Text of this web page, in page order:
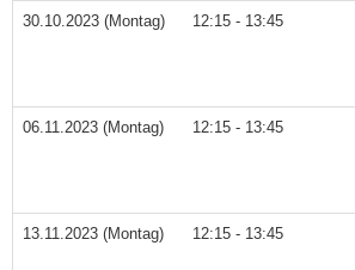
30.10.2023 (Montag) 12:15 - 13:45
06.11.2023 (Montag) 12:15 - 13:45
13.11.2023 (Montag) 12:15 - 13:45